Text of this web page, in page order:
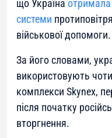
що Україна отримала
системи
військової допомоги.
За його словами,
використовують
комплекси Skynex,
після початку
вторгнення.